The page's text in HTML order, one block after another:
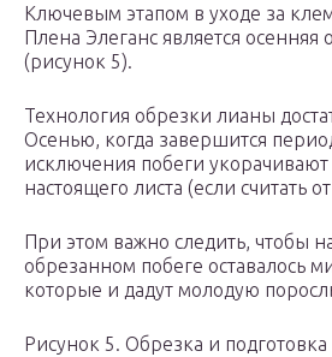
Ключевым этапом в уходе за
Плена Элеганс является осенняя
(рисунок 5).
Технология обрезки лианы
Осенью, когда завершится
исключения побеги укорачивают
настоящего листа (если считать
При этом важно следить, чтобы
обрезанном побеге оставалось
которые и дадут молодую
Рисунок 5. Обрезка и